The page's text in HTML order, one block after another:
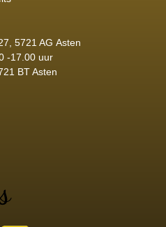
5721 AG Asten
-17.00 uur
BT Asten